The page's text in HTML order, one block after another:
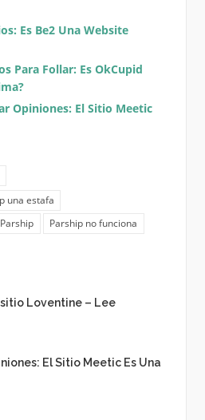
Es Be2 Una Website
Para Follar: Es OkCupid
Opiniones: El Sitio Meetic
una estafa
Parship
Parship no funciona
Loventine – Lee
El Sitio Meetic Es Una